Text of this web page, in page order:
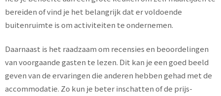
bereiden of vind je het belangrijk dat er voldoende
buitenruimte is om activiteiten te ondernemen.
Daarnaast is het raadzaam om recensies en beoordelingen
van voorgaande gasten te lezen. Dit kan je een goed beeld
geven van de ervaringen die anderen hebben gehad met de
accommodatie. Zo kun je beter inschatten of de prijs-